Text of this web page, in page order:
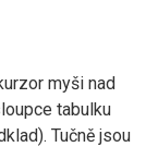
myši nad
tabulku
Tučně jsou